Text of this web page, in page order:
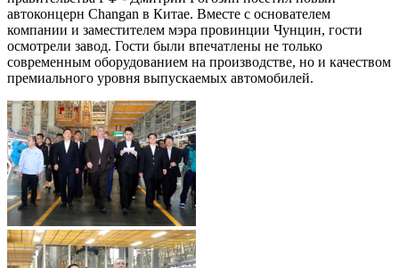
автоконцерн Changan в Китае. Вместе с основателем
компании и заместителем мэра провинции Чунцин, гости
осмотрели завод. Гости были впечатлены не только
современным оборудованием на производстве, но и качеством
премиального уровня выпускаемых автомобилей.